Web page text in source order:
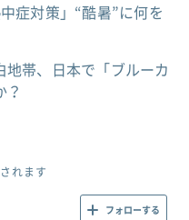
症対策」“酷暑”に何を
帯、日本で「ブルーカ
れます
フォローする